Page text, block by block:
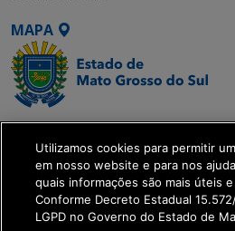
MAPA
SETDIG | Secretaria-
Executiva de
Transformação Digital
get_footer();
Utilizamos cookies para permitir
em nosso website e para nos
quais informações são mais úteis
Conforme Decreto Estadual
LGPD no Governo do Estado de